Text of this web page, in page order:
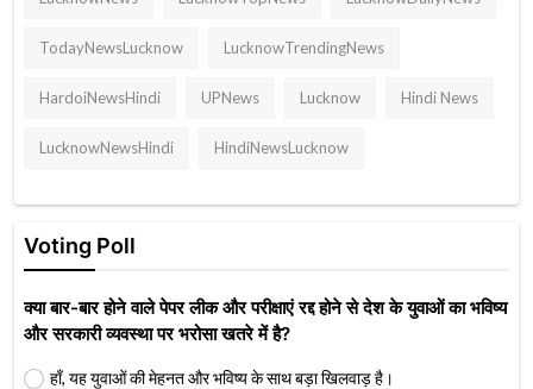
TodayNewsLucknow LucknowTrendingNews
HardoiNewsHindi UPNews Lucknow Hindi News
LucknowNewsHindi HindiNewsLucknow
Voting Poll
क्या बार-बार होने वाले पेपर लीक और परीक्षाएं रद्द होने से देश के युवाओं का भविष्य
और सरकारी व्यवस्था पर भरोसा खतरे में है?
हाँ, यह युवाओं की मेहनत और भविष्य के साथ बड़ा खिलवाड़ है।